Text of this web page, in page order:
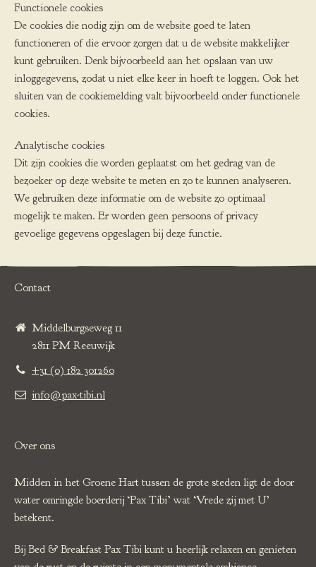
Functionele cookies
De cookies die nodig zijn om de website goed te laten
functioneren of die ervoor zorgen dat u de website makkelijker
kunt gebruiken. Denk bijvoorbeeld aan het opslaan van uw
inloggegevens, zodat u niet elke keer in hoeft te loggen. Ook het
sluiten van de cookiemelding valt bijvoorbeeld onder functionele
cookies.
Analytische cookies
Dit zijn cookies die worden geplaatst om het gedrag van de
bezoeker op deze website te meten en zo te kunnen analyseren.
We gebruiken deze informatie om de website zo optimaal
mogelijk te maken. Er worden geen persoons of privacy
gevoelige gegevens opgeslagen bij deze functie.
Contact
Middelburgseweg 11
2811 PM Reeuwijk
+31 (0) 182 301260
info@pax-tibi.nl
Over ons
Midden in het Groene Hart tussen de grote steden ligt de door
water omringde boerderij ‘Pax Tibi’ wat ‘Vrede zij met U’
betekent.
Bij Bed & Breakfast Pax Tibi kunt u heerlijk relaxen en genieten